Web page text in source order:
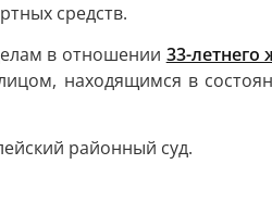
средств.
в отношении 33-летнего
находящимся в
районный суд.